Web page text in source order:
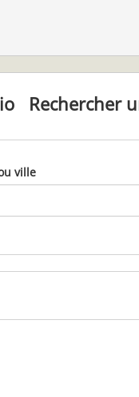
Rechercher
ville